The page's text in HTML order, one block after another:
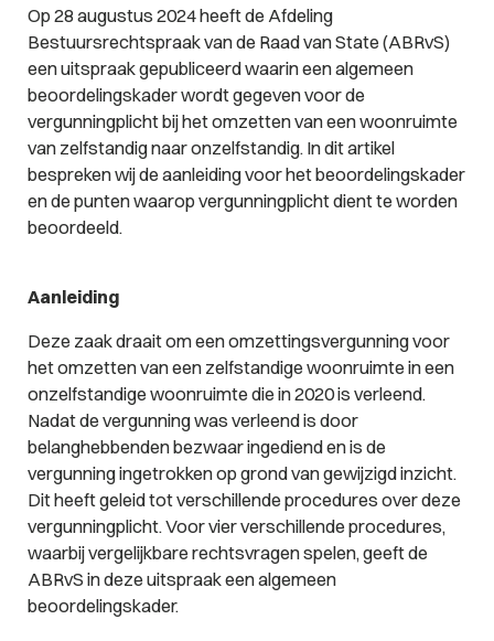
Op 28 augustus 2024 heeft de Afdeling
Bestuursrechtspraak van de Raad van State (ABRvS)
een uitspraak gepubliceerd waarin een algemeen
beoordelingskader wordt gegeven voor de
vergunningplicht bij het omzetten van een woonruimte
van zelfstandig naar onzelfstandig. In dit artikel
bespreken wij de aanleiding voor het beoordelingskader
en de punten waarop vergunningplicht dient te worden
beoordeeld.
Aanleiding
Deze zaak draait om een omzettingsvergunning voor
het omzetten van een zelfstandige woonruimte in een
onzelfstandige woonruimte die in 2020 is verleend.
Nadat de vergunning was verleend is door
belanghebbenden bezwaar ingediend en is de
vergunning ingetrokken op grond van gewijzigd inzicht.
Dit heeft geleid tot verschillende procedures over deze
vergunningplicht. Voor vier verschillende procedures,
waarbij vergelijkbare rechtsvragen spelen, geeft de
ABRvS in deze uitspraak een algemeen
beoordelingskader.